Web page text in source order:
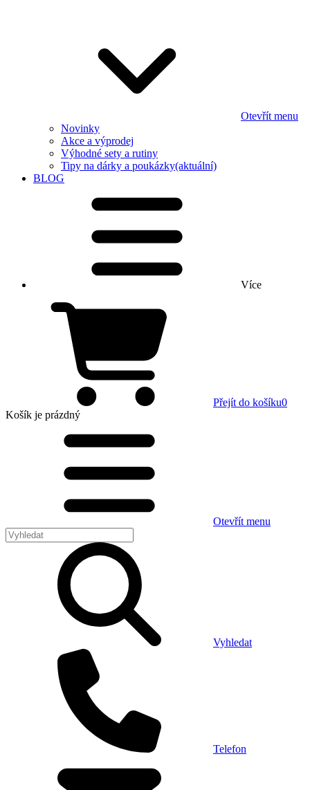
Otevřít menu
Novinky
Akce a výprodej
Výhodné sety a rutiny
Tipy na dárky a poukázky(aktuální)
BLOG
Více
Přejít do košíku0
Košík je prázdný
Otevřít menu
Vyhledat
Telefon